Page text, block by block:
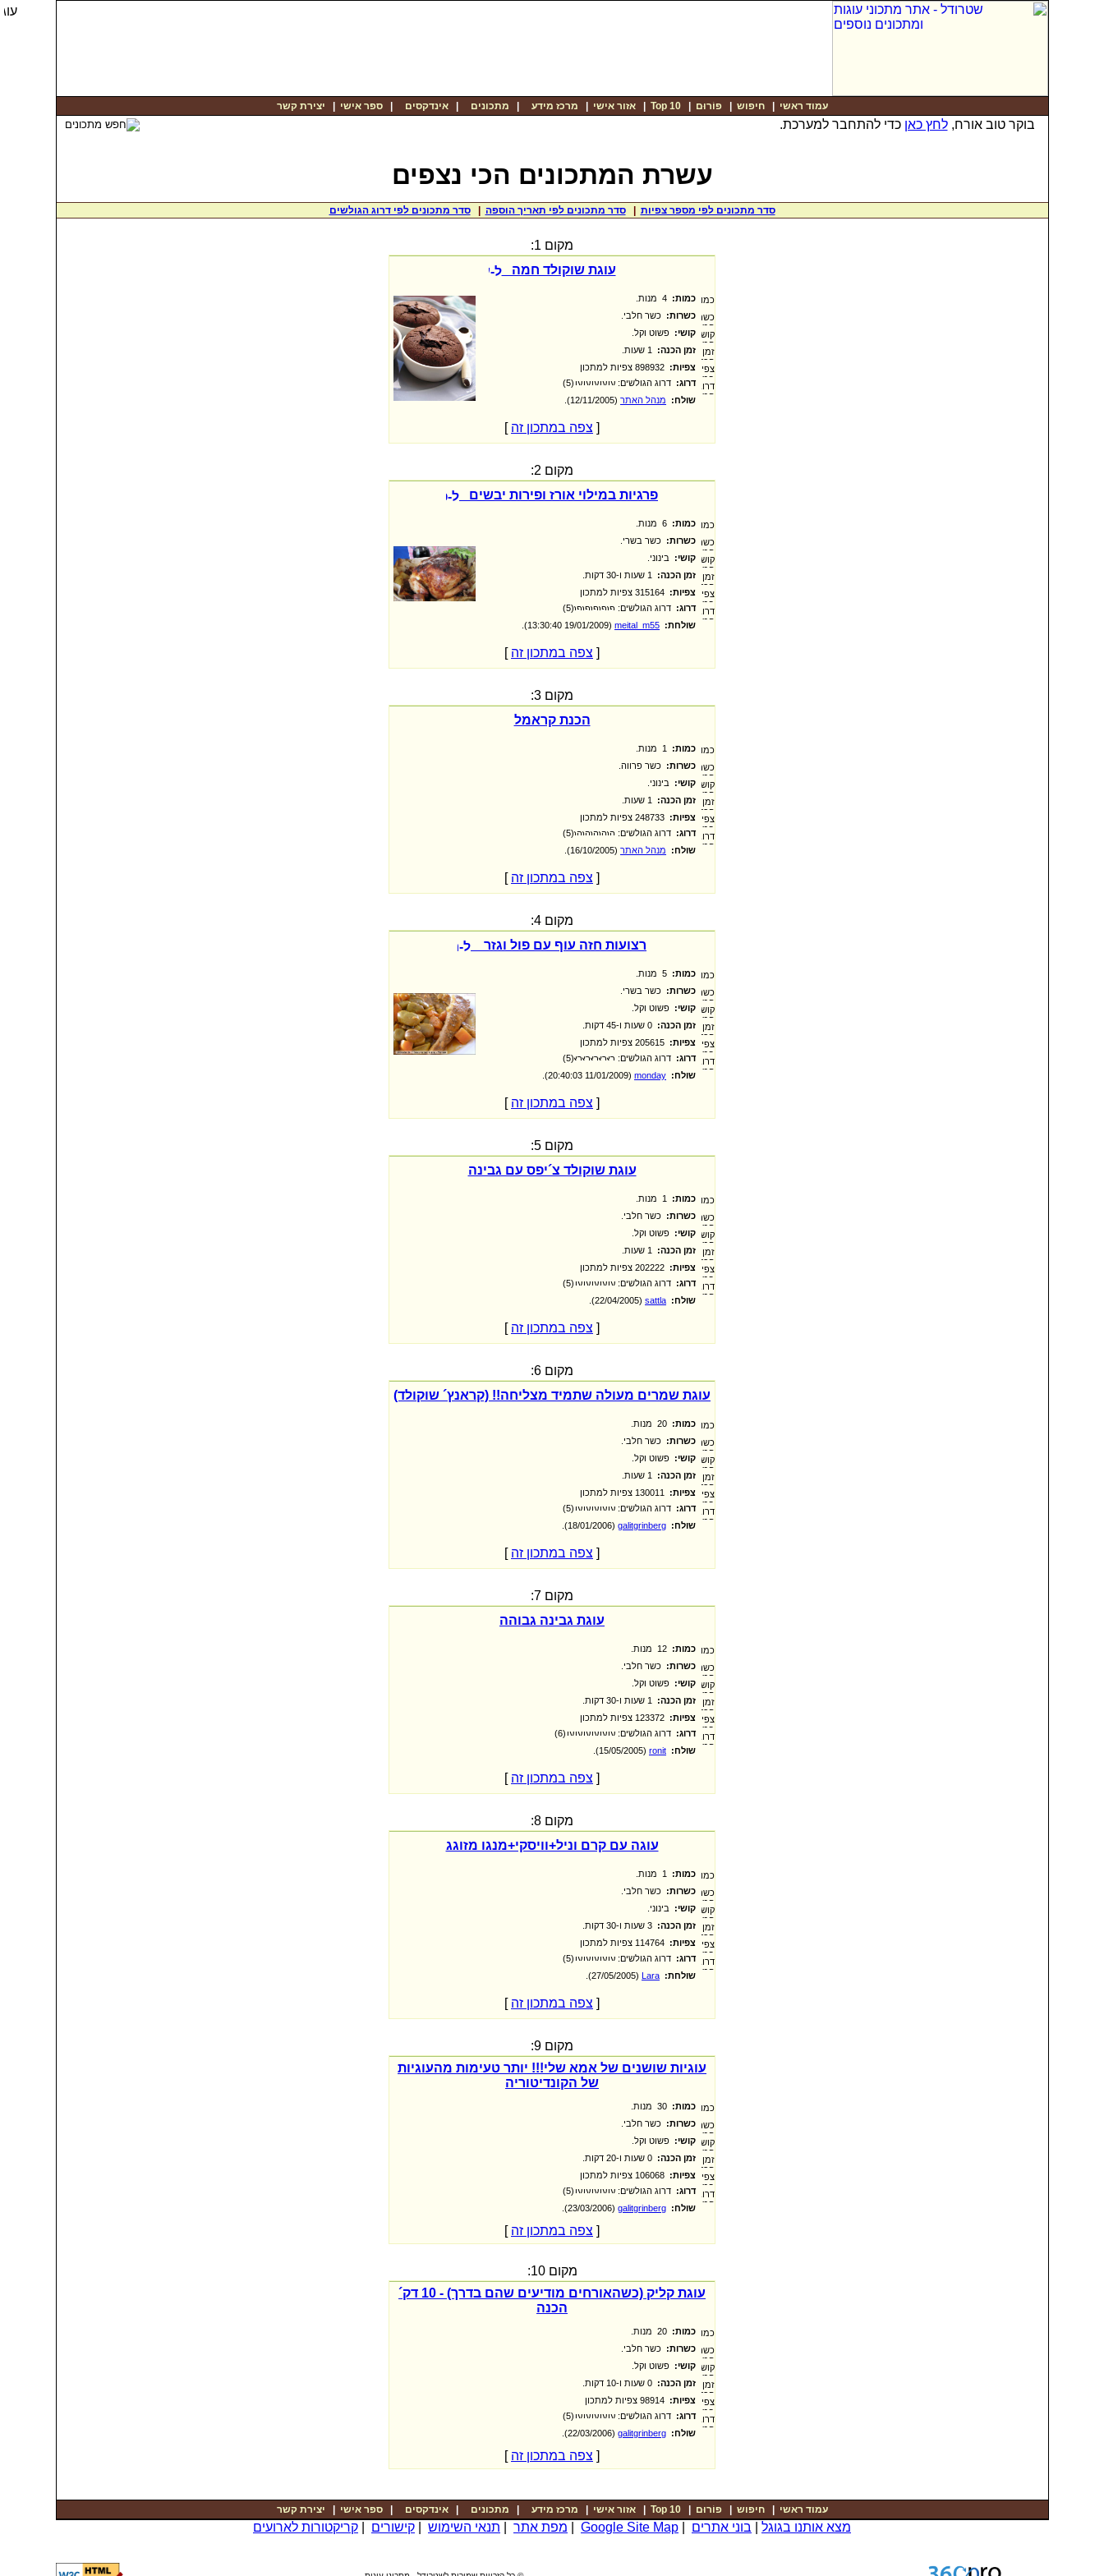
עמוד ראשי |חיפוש |פוֹרוּם |
Top 10
|אזור אישי מרכז מידע מתכונים |אינדקסים |ספר אישי יצירת קשר
בוקר טוב אורח,לחץ כאן כדי להתחבר למערכת.
עשרת המתכונים הכי נצפים
סדר מתכונים לפי מספר צפיות |סדר מתכונים לפי תאריך הוספה |סדר מתכונים לפי דרוג הגולשים
מקום 1:
עוגת שוקולד חמה
כמות:
כשרות: כשר חלבי.
קושי: פשוט וקל.
זמן הכנה:
צפיות:
דרוג: דרוג הגולשים:
(5)
שולח:
מנהל האתר‏ (12/11/2005).
[ צפה במתכון זה ]
מקום 2:
פרגיות במילוי אורז ופירות יבשים
כמות:
כשרות: כשר בשרי.
קושי: בינוני.
זמן הכנה:
צפיות:
דרוג: דרוג הגולשים:
(5)
שולחת: meital_m55
‏ (19/01/2009 13:30:40).
[ צפה במתכון זה ]
מקום 3:
הכנת קראמל
כמות:
כשרות: כשר פרווה.
קושי: בינוני.
זמן הכנה:
צפיות:
דרוג: דרוג הגולשים:
(5)
שולח:
מנהל האתר‏ (16/10/2005).
[ צפה במתכון זה ]
מקום 4:
רצועות חזה עוף עם פול וגזר
כמות:
כשרות: כשר בשרי.
קושי: פשוט וקל.
זמן הכנה:
צפיות:
דרוג: דרוג הגולשים:
(5)
שולח: monday
‏ (11/01/2009 20:40:03).
[ צפה במתכון זה ]
מקום 5:
עוגת שוקולד צ´יפס עם גבינה
כמות:
כשרות: כשר חלבי.
קושי: פשוט וקל.
זמן הכנה:
צפיות:
דרוג: דרוג הגולשים:
(5)
שולח: sattla
‏ (22/04/2005).
[ צפה במתכון זה ]
מקום 6:
עוגת שמרים מעולה שתמיד מצליחה!! (קראנץ´ שוקולד)
כמות:
כשרות: כשר חלבי.
קושי: פשוט וקל.
זמן הכנה:
צפיות:
דרוג: דרוג הגולשים:
(5)
שולח: galitgrinberg
‏ (18/01/2006).
[ צפה במתכון זה ]
מקום 7:
עוגת גבינה גבוהה
כמות:
כשרות: כשר חלבי.
קושי: פשוט וקל.
זמן הכנה:
צפיות:
דרוג: דרוג הגולשים:
(6)
שולח: ronit
‏ (15/05/2005).
[ צפה במתכון זה ]
מקום 8:
עוגה עם קרם וניל+וויסקי+מנגו מזוגג
כמות:
כשרות: כשר חלבי.
קושי: בינוני.
זמן הכנה:
צפיות:
דרוג: דרוג הגולשים:
(5)
שולחת: Lara
‏ (27/05/2005).
[ צפה במתכון זה ]
מקום 9:
עוגיות שושנים של אמא שלי!!! יותר טעימות מהעוגיות
של הקונדיטוריה
כמות:
כשרות: כשר חלבי.
קושי: פשוט וקל.
זמן הכנה:
צפיות:
דרוג: דרוג הגולשים:
(5)
שולח: galitgrinberg
‏ (23/03/2006).
[ צפה במתכון זה ]
מקום 10:
עוגת קליק (כשהאורחים מודיעים שהם בדרך) - 10 דק´
הכנה
כמות:
כשרות: כשר חלבי.
קושי: פשוט וקל.
זמן הכנה:
צפיות:
דרוג: דרוג הגולשים:
(5)
שולח: galitgrinberg
‏ (22/03/2006).
[ צפה במתכון זה ]
עמוד ראשי |חיפוש |פוֹרוּם |
Top 10
|אזור אישי מרכז מידע מתכונים |אינדקסים |ספר אישי יצירת קשר
מצא אותנו בגוגל בוני אתרים Google Site Map מפת אתר תנאי השימוש קישורים קריקטורות לארועים